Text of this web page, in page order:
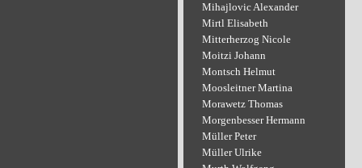
Mihajlovic Alexander
Mirtl Elisabeth
Mitterherzog Nicole
Moitzi Johann
Montsch Helmut
Moosleitner Martina
Morawetz Thomas
Morgenbesser Hermann
Müller Peter
Müller Ulrike